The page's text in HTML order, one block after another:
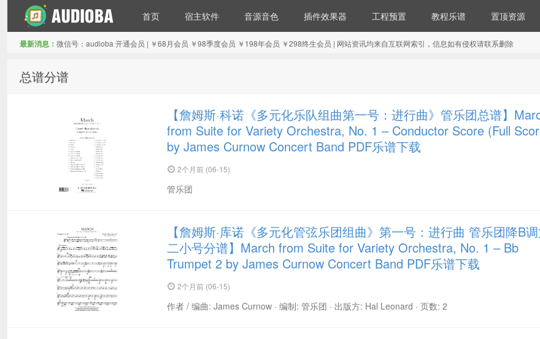
首页 宿主软件 音源音色 插件效果器 工程预置 教程乐谱 置顶资源
最新消息： 微信号：audioba 开通会员 | ￥68月会员 ￥98季度会员 ￥198年会员 ￥298终生会员 | 网站资讯均来自互联网索引，信息如有侵权请联系删除
总谱分谱
【詹姆斯·科诺《多元化乐队组曲第一号：进行曲》管乐团总谱】
from Suite for Variety Orchestra, No. 1 – Conductor Score (Full
by James Curnow Concert Band PDF乐谱下载
2个月前 (06-15)
管乐团
【詹姆斯·库诺《多元化管弦乐团组曲》第一号：进行曲 管乐团降B
二小号分谱】March from Suite for Variety Orchestra, No. 1 – Bb
Trumpet 2 by James Curnow Concert Band PDF乐谱下载
2个月前 (06-15)
作者 / 编曲: James Curnow · 编制: 管乐团 · 出版方: Hal Leonard · 页数: 2